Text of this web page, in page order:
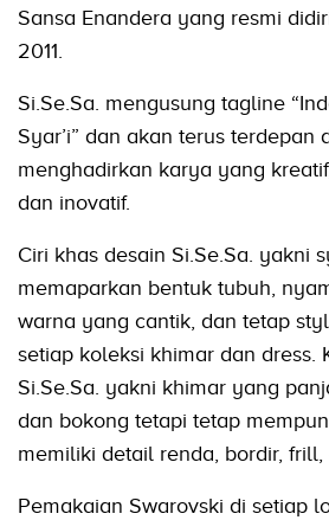
Sansa Enandera yang resmi
2011.
Si.Se.Sa. mengusung tagline
Syar’i” dan akan terus terdepan
menghadirkan karya yang
dan inovatif.
Ciri khas desain Si.Se.Sa. yakni
memaparkan bentuk tubuh,
warna yang cantik, dan tetap
setiap koleksi khimar dan dress.
Si.Se.Sa. yakni khimar yang
dan bokong tetapi tetap
memiliki detail renda, bordir, frill,
Pemakaian Swarovski di setiap